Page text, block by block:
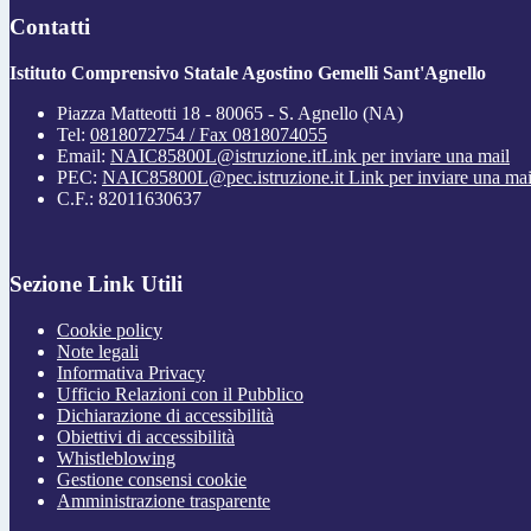
Contatti
Istituto Comprensivo Statale Agostino Gemelli Sant'Agnello
Piazza Matteotti 18 - 80065 - S. Agnello (NA)
Tel: 0818072754 / Fax 0818074055
Email: NAIC85800L@istruzione.itLink per inviare una mail
PEC: NAIC85800L@pec.istruzione.it Link per inviare una
C.F.: 82011630637
Sezione Link Utili
Cookie policy
Note legali
Informativa Privacy
Ufficio Relazioni con il Pubblico
Dichiarazione di accessibilità
Obiettivi di accessibilità
Whistleblowing
Gestione consensi cookie
Amministrazione trasparente